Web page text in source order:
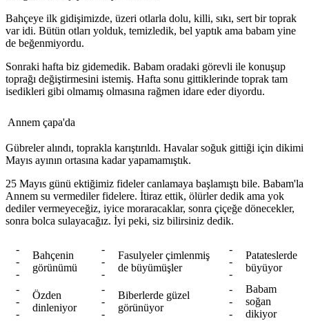
Bahçeye ilk gidişimizde, üzeri otlarla dolu, killi, sıkı, sert bir toprak
var idi. Bütün otları yolduk, temizledik, bel yaptık ama babam yine
de beğenmiyordu.
Sonraki hafta biz gidemedik. Babam oradaki görevli ile konuşup
toprağı değiştirmesini istemiş. Hafta sonu gittiklerinde toprak tam
isedikleri gibi olmamış olmasına rağmen idare eder diyordu.
Annem çapa'da
Gübreler alındı, toprakla karıştırıldı. Havalar soğuk gittiği için dikimi
Mayıs ayının ortasına kadar yapamamıştık.
25 Mayıs günü ektiğimiz fideler canlamaya başlamıştı bile. Babam'la
Annem su vermediler fidelere. İtiraz ettik, ölürler dedik ama yok
dediler vermeyeceğiz, iyice moraracaklar, sonra çiçeğe dönecekler,
sonra bolca sulayacağız. İyi peki, siz bilirsiniz dedik.
-
-
-
Bahçenin
görünümü
-
-
-
Fasulyeler çimlenmiş
de büyümüşler
-
-
-
Patateslerde
büyüyor
-
-
-
Özden
dinleniyor
-
-
-
Biberlerde güzel
görünüyor
-
-
-
Babam
soğan
dikiyor